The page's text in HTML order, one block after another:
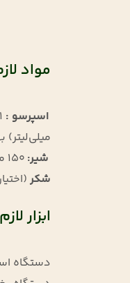
مواد
اسپرسو : 1
میلی‌لیتر)
شیر: 150
شکر
ابزار
دستگاه